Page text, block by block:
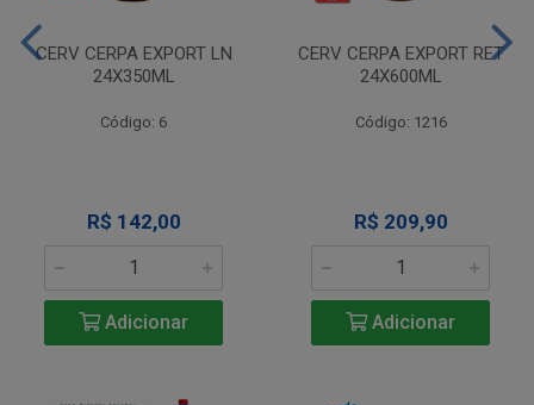
CERV CERPA EXPORT LN
24X350ML
Código: 6
R$ 142,00
Adicionar
CERV CERPA EXPORT RET
24X600ML
Código: 1216
R$ 209,90
Adicionar